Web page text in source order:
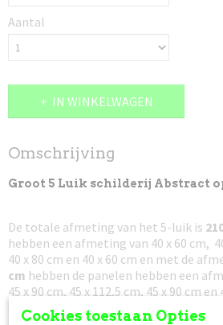
Aantal
IN WINKELWAGEN
Omschrijving
Groot 5 Luik schilderij Abstract
De totale afmeting van het 5-luik is
hebben een afmeting van 40 x 60 cm,
40 x 80 cm en 40 x 60 cm en met de
cm hebben de panelen hebben een
45 x 90 cm, 45 x 112,5 cm, 45 x 90 cm
ongeveer 3 cm tussen de panelen.
Cookies toestaan Opties